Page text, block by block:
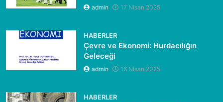
admin 17 Nisan 2025
HABERLER
Çevre ve Ekonomi: Hurdacılığın
Geleceği
admin 16 Nisan 2025
HABERLER